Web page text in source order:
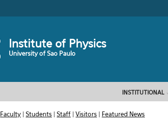
Institute of Physics
University of Sao Paulo
INSTITUTIONAL
Faculty |Students |Staff |Visitors | Featured News